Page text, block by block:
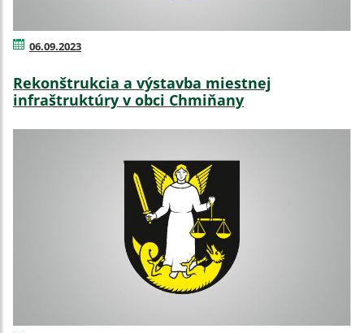
06.09.2023
Rekonštrukcia a výstavba miestnej
infraštruktúry v obci Chmiňany